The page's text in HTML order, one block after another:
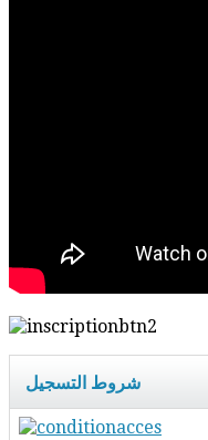
شروط التسجيل